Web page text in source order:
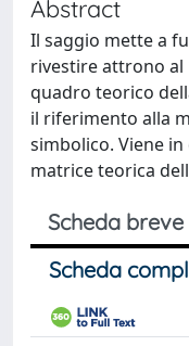
Abstract
Il saggio mette a
rivestire attrono al
quadro teorico
il riferimento alla
simbolico. Viene
matrice teorica
Scheda breve
Scheda